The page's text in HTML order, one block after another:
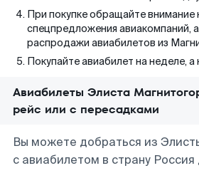
При покупке обращайте внимание
спецпредложения авиакомпаний,
распродажи авиабилетов из
Покупайте авиабилет на неделе,
Авиабилеты Элиста
рейс или с пересадками
Вы можете добраться из
с авиабилетом в страну